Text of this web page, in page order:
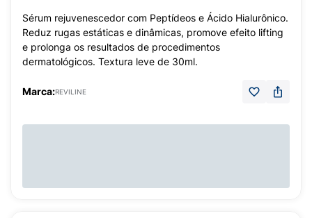
Sérum rejuvenescedor com Peptídeos e Ácido Hialurônico.
Reduz rugas estáticas e dinâmicas, promove efeito lifting
e prolonga os resultados de procedimentos
dermatológicos. Textura leve de 30ml.
Marca:REVILINE